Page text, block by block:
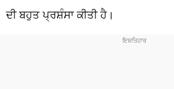
ਦੀ ਬਹੁਤ ਪ੍ਰਸ਼ੰਸਾ ਕੀਤੀ ਹੈ।